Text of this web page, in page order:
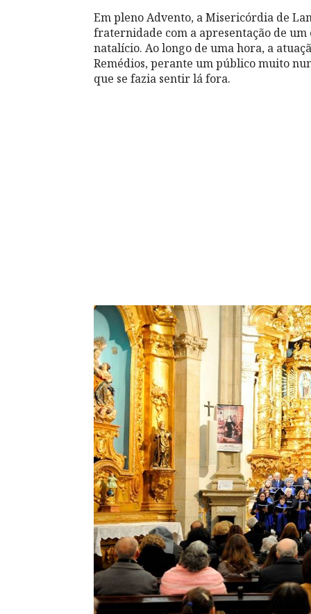
Em pleno Advento, a Misericórdia de
fraternidade com a apresentação de
natalício. Ao longo de uma hora, a
Remédios, perante um público muito
que se fazia sentir lá fora.